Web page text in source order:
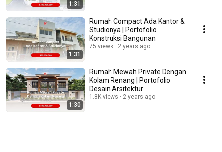
1:31
1:31
Rumah Compact Ada Kantor &
Studionya | Portofolio
Konstruksi Bangunan
75 views 2 years ago
1:30
Rumah Mewah Private Dengan
Kolam Renang | Portofolio
Desain Arsitektur
1.8K views 2 years ago